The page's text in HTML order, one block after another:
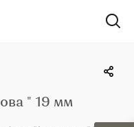
" 19 мм